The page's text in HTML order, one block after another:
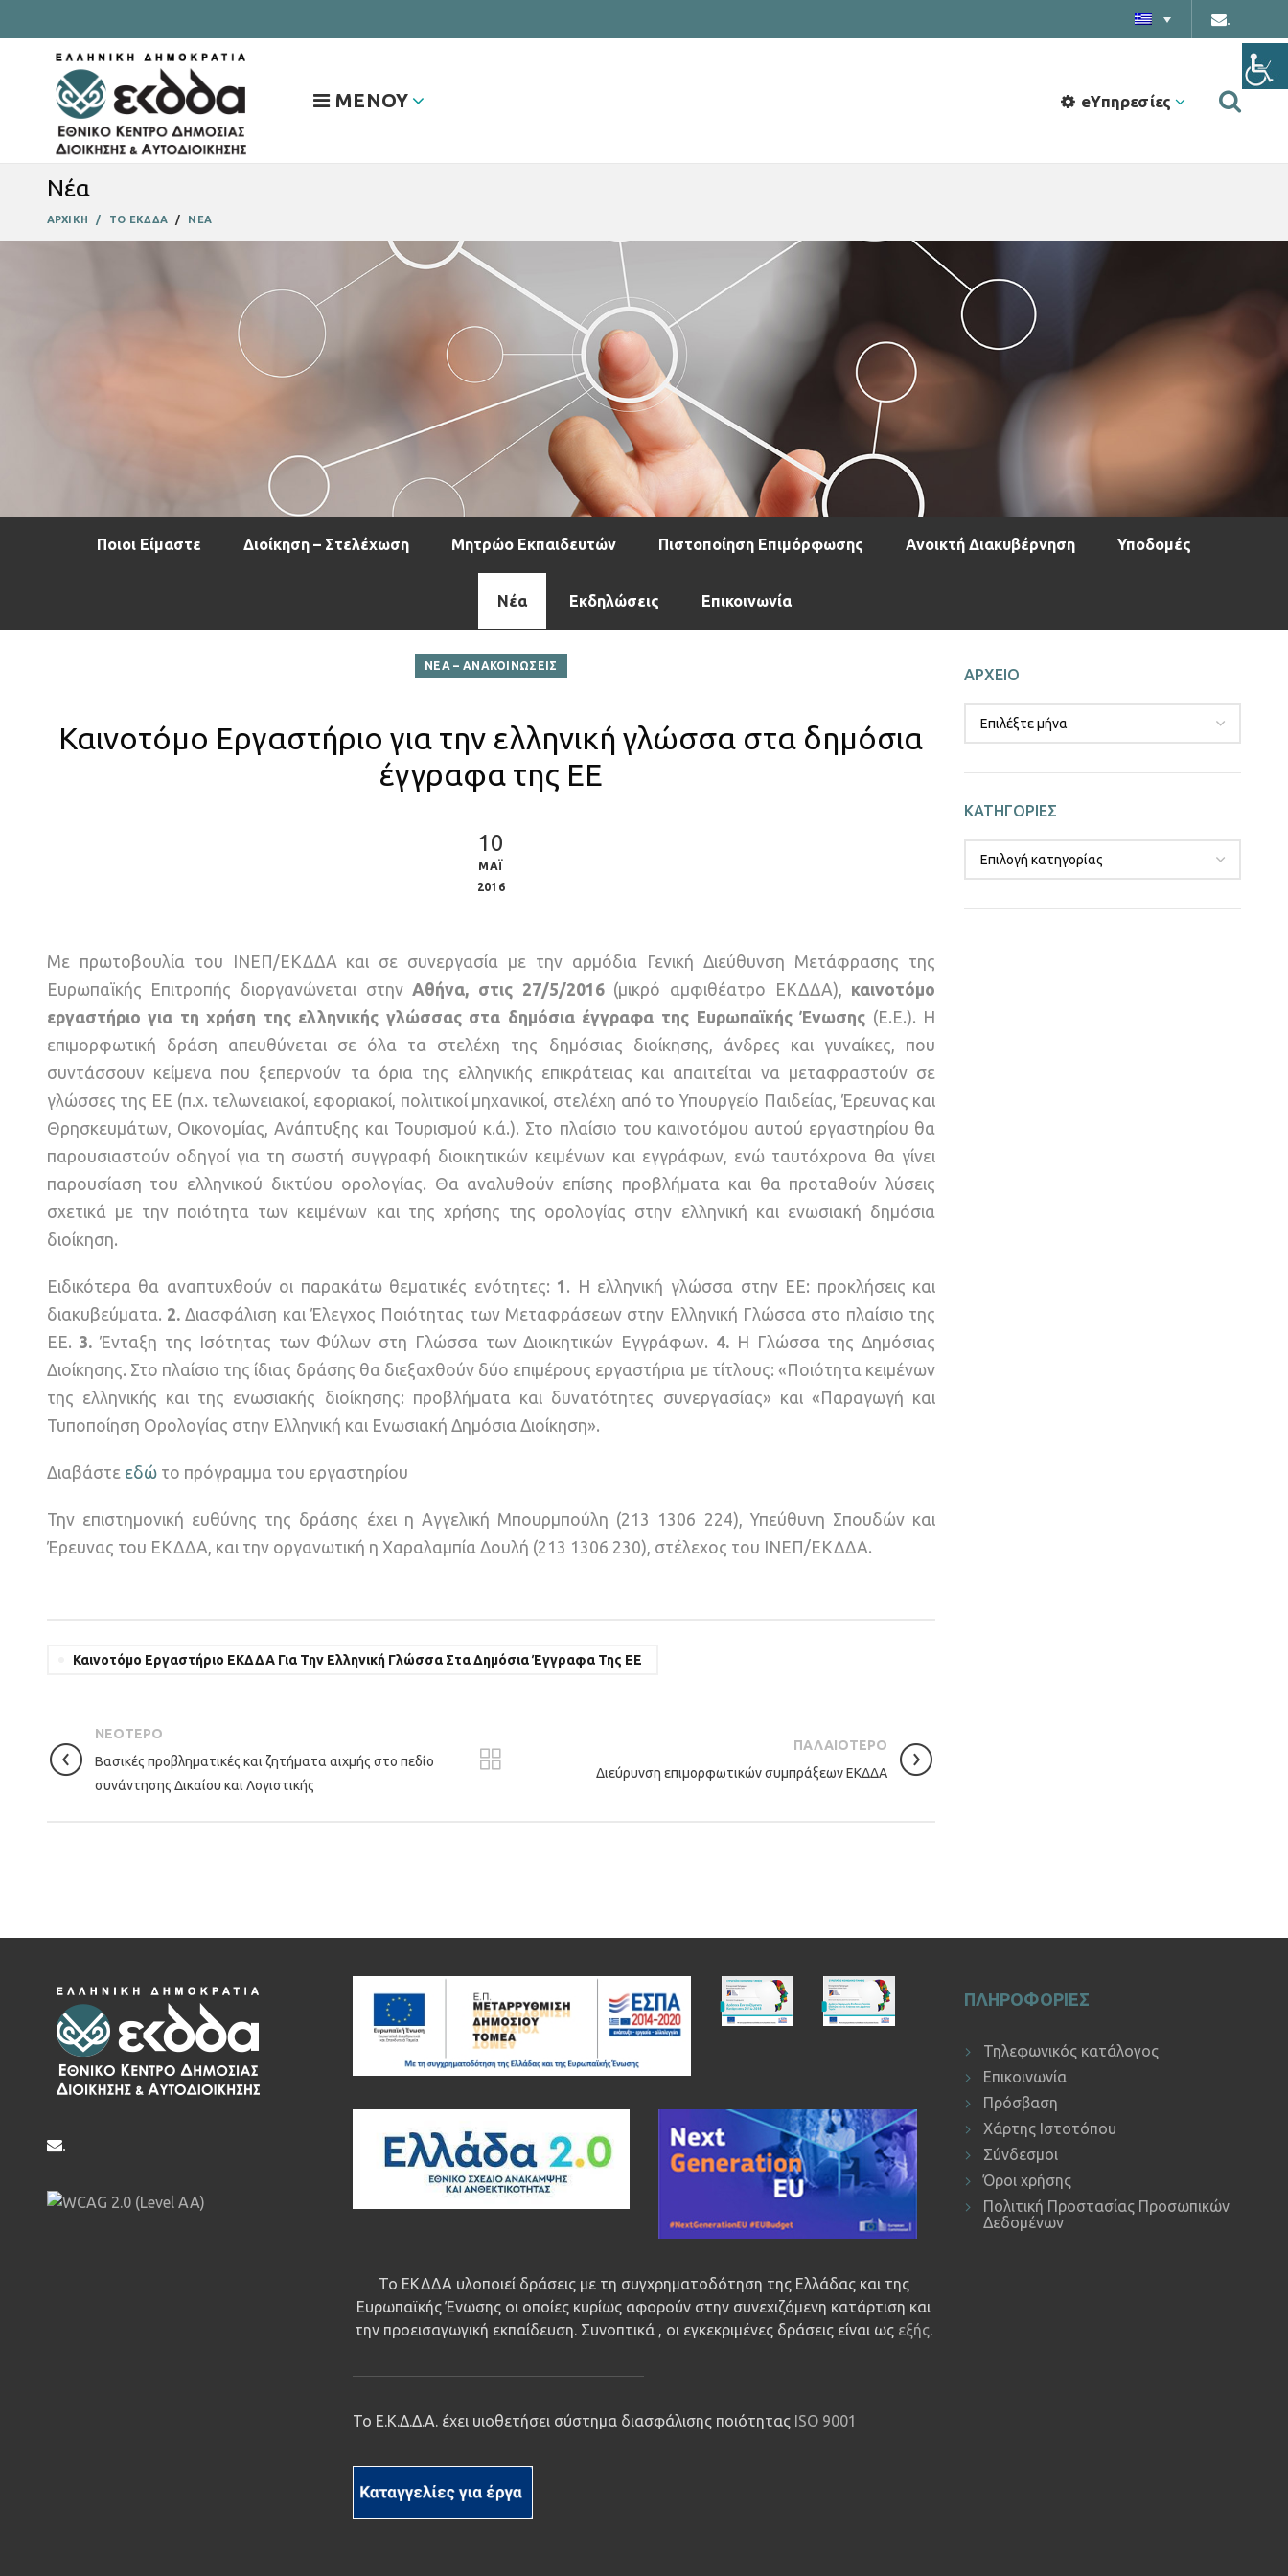
ΜΕΝΟΥ eΥπηρεσίες
Νέα
ΑΡΧΙΚΗ ΤΟ ΕΚΔΔΑ ΝΕΑ
Ποιοι Είμαστε Διοίκηση – Στελέχωση Μητρώο Εκπαιδευτών Πιστοποίηση Επιμόρφωσης Ανοικτή Διακυβέρνηση Υποδομές
Νέα Εκδηλώσεις Επικοινωνία
ΝΕΑ – ΑΝΑΚΟΙΝΩΣΕΙΣ
Καινοτόμο Εργαστήριο για την ελληνική γλώσσα στα δημόσια
έγγραφα της ΕΕ
10
ΜΑΪ
2016
Με πρωτοβουλία του ΙΝΕΠ/ΕΚΔΔΑ και σε συνεργασία με την αρμόδια Γενική Διεύθυνση Μετάφρασης της
Ευρωπαϊκής Επιτροπής διοργανώνεται στην Αθήνα, στις 27/5/2016(μικρό αμφιθέατρο ΕΚΔΔΑ), καινοτόμο
εργαστήριο για τη χρήση της ελληνικής γλώσσας στα δημόσια έγγραφα της Ευρωπαϊκής Ένωσης (Ε.Ε.). Η
επιμορφωτική δράση απευθύνεται σε όλα τα στελέχη της δημόσιας διοίκησης, άνδρες και γυναίκες, που
συντάσσουν κείμενα που ξεπερνούν τα όρια της ελληνικής επικράτειας και απαιτείται να μεταφραστούν σε
γλώσσες της ΕΕ (π.χ. τελωνειακοί, εφοριακοί, πολιτικοί μηχανικοί, στελέχη από το Υπουργείο Παιδείας, Έρευνας και
Θρησκευμάτων, Οικονομίας, Ανάπτυξης και Τουρισμού κ.ά.). Στο πλαίσιο του καινοτόμου αυτού εργαστηρίου θα
παρουσιαστούν οδηγοί για τη σωστή συγγραφή διοικητικών κειμένων και εγγράφων, ενώ ταυτόχρονα θα γίνει
παρουσίαση του ελληνικού δικτύου ορολογίας. Θα αναλυθούν επίσης προβλήματα και θα προταθούν λύσεις
σχετικά με την ποιότητα των κειμένων και της χρήσης της ορολογίας στην ελληνική και ενωσιακή δημόσια
διοίκηση.
Ειδικότερα θα αναπτυχθούν οι παρακάτω θεματικές ενότητες: 1 . Η ελληνική γλώσσα στην ΕΕ: προκλήσεις και
διακυβεύματα. 2.Διασφάλιση και Έλεγχος Ποιότητας των Μεταφράσεων στην Ελληνική Γλώσσα στο πλαίσιο της
ΕΕ. 3. Ένταξη της Ισότητας των Φύλων στη Γλώσσα των Διοικητικών Εγγράφων. 4. Η Γλώσσα της Δημόσιας
Διοίκησης. Στο πλαίσιο της ίδιας δράσης θα διεξαχθούν δύο επιμέρους εργαστήρια με τίτλους: «Ποιότητα κειμένων
της ελληνικής και της ενωσιακής διοίκησης: προβλήματα και δυνατότητες συνεργασίας» και «Παραγωγή και
Τυποποίηση Ορολογίας στην Ελληνική και Ενωσιακή Δημόσια Διοίκηση».
Διαβάστε εδώτο πρόγραμμα του εργαστηρίου
Την επιστημονική ευθύνης της δράσης έχει η Αγγελική Μπουρμπούλη (213 1306 224), Υπεύθυνη Σπουδών και
Έρευνας του ΕΚΔΔΑ, και την οργανωτική η Χαραλαμπία Δουλή (213 1306 230), στέλεχος του ΙΝΕΠ/ΕΚΔΔΑ.
Καινοτόμο Εργαστήριο ΕΚΔΔΑ Για Την Ελληνική Γλώσσα Στα Δημόσια Έγγραφα Της ΕΕ
ΝΕΟΤΕΡΟ
Βασικές προβληματικές και ζητήματα αιχμής στο πεδίο
συνάντησης Δικαίου και Λογιστικής
ΠΑΛΑΙΟΤΕΡΟ
Διεύρυνση επιμορφωτικών συμπράξεων ΕΚΔΔΑ
ΑΡΧΕΙΟ
ΚΑΤΗΓΟΡΙΕΣ
.
Το ΕΚΔΔΑ υλοποιεί δράσεις με τη συγχρηματοδότηση της Ελλάδας και της
Ευρωπαϊκής Ένωσης οι οποίες κυρίως αφορούν στην συνεχιζόμενη κατάρτιση και
την προεισαγωγική εκπαίδευση. Συνοπτικά , οι εγκεκριμένες δράσεις είναι ως εξής.
Το Ε.Κ.Δ.Δ.Α. έχει υιοθετήσει σύστημα διασφάλισης ποιότητας ISO 9001
ΠΛΗΡΟΦΟΡΙΕΣ
Τηλεφωνικός κατάλογος
Επικοινωνία
Πρόσβαση
Χάρτης Ιστοτόπου
Σύνδεσμοι
Όροι χρήσης
Πολιτική Προστασίας Προσωπικών
Δεδομένων